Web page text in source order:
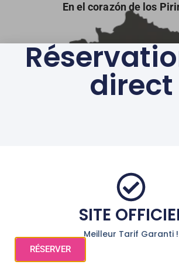
En el corazón de los
direct
SITE
Meilleur Tarif Garanti !
RÉSERVER